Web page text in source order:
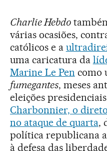
Charlie Hebdo
várias ocasiões,
católicos e a
uma caricatura da
Marine Le Pen como
fumegantes, meses
eleições
Charbonnier, o
no ataque de quarta,
política republicana
à defesa das